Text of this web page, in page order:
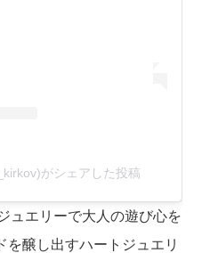
がシェアした投稿
ュエリーで大人の遊び心を
を醸し出すハートジュエリ